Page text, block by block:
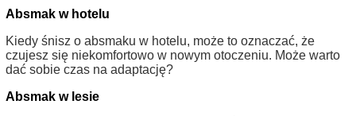
Absmak w hotelu
Kiedy śnisz o absmaku w hotelu, może to oznaczać, że
czujesz się niekomfortowo w nowym otoczeniu. Może warto
dać sobie czas na adaptację?
Absmak w lesie